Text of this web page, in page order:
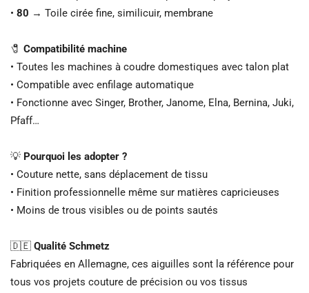
• 80 → Toile cirée fine, similicuir, membrane
🧷 Compatibilité machine
• Toutes les machines à coudre domestiques avec talon plat
• Compatible avec enfilage automatique
• Fonctionne avec Singer, Brother, Janome, Elna, Bernina, Juki,
Pfaff…
💡 Pourquoi les adopter ?
• Couture nette, sans déplacement de tissu
• Finition professionnelle même sur matières capricieuses
• Moins de trous visibles ou de points sautés
🇩🇪 Qualité Schmetz
Fabriquées en Allemagne, ces aiguilles sont la référence pour
tous vos projets couture de précision ou vos tissus